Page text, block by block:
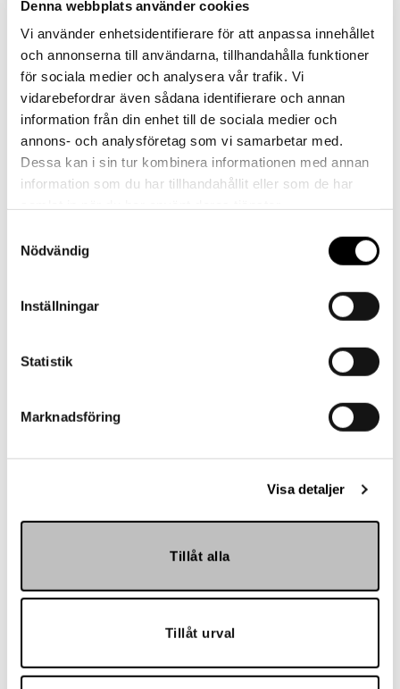
Denna webbplats använder cookies
Vi använder enhetsidentifierare för att anpassa innehållet
och annonserna till användarna, tillhandahålla funktioner
för sociala medier och analysera vår trafik. Vi
vidarebefordrar även sådana identifierare och annan
information från din enhet till de sociala medier och
annons- och analysföretag som vi samarbetar med.
Dessa kan i sin tur kombinera informationen med annan
information som du har tillhandahållit eller som de har
Nödvändig
Inställningar
Statistik
Marknadsföring
Visa detaljer
Tillåt alla
Tillåt urval
Kontakt
Har du frågor eller behöver hjälp?
Vi finns här för dig!
Vår kundtjänst är tillgänglig Mån – Fre: 07:30 –
16:30
Kontakt
Referenser
Hemmakväll